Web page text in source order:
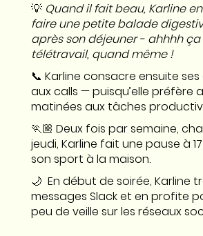
💡Quand il fait beau, Karline
faire une petite balade
après son déjeuner - ahhhh
télétravail, quand même !
📞 Karline consacre ensuite
aux calls — puisqu’elle préfère
matinées aux tâches
🏃🏼 Deux fois par semaine,
jeudi, Karline fait une pause à
son sport à la maison.
🌙 En début de soirée, Karline
messages Slack et en profite
peu de veille sur les réseaux